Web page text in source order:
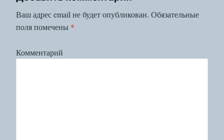
Ваш адрес email не будет опубликован. Обязательные
поля помечены *
Комментарий